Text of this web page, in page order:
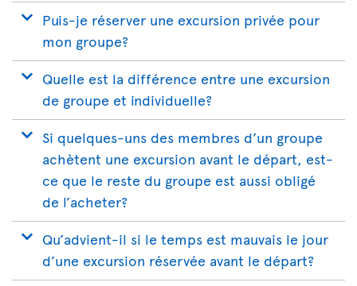
Puis-je réserver une excursion privée pour
mon groupe?
Quelle est la différence entre une excursion
de groupe et individuelle?
Si quelques-uns des membres d’un groupe
achètent une excursion avant le départ, est-
ce que le reste du groupe est aussi obligé
de l’acheter?
Qu’advient-il si le temps est mauvais le jour
d’une excursion réservée avant le départ?